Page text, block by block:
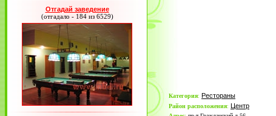
Отгадай заведение
(отгадало - 184 из 6529)
Категория: Рестораны
Район расположения: Центр